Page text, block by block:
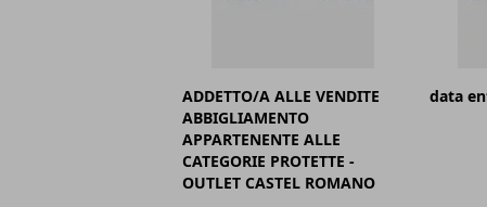
ADDETTO/A ALLE VENDITE
ABBIGLIAMENTO
APPARTENENTE ALLE
CATEGORIE PROTETTE -
OUTLET CASTEL ROMANO
data